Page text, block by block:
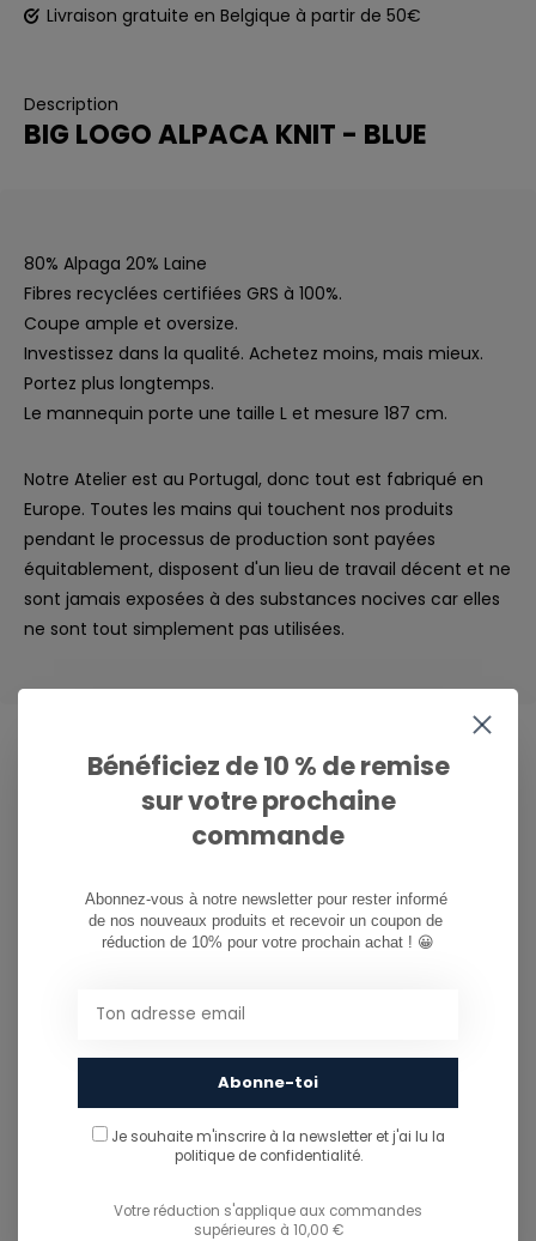
Livraison gratuite en Belgique à partir de 50€
Description
BIG LOGO ALPACA KNIT - BLUE
80% Alpaga 20% Laine
Fibres recyclées certifiées GRS à 100%.
Coupe ample et oversize.
Investissez dans la qualité. Achetez moins, mais mieux.
Portez plus longtemps.
Le mannequin porte une taille L et mesure 187 cm.
Notre Atelier est au Portugal, donc tout est fabriqué en
Europe. Toutes les mains qui touchent nos produits
pendant le processus de production sont payées
équitablement, disposent d'un lieu de travail décent et ne
sont jamais exposées à des substances nocives car elles
ne sont tout simplement pas utilisées.
CAN WE HELP?
Service à la clientèle: heures d'ouverture
081/260.730
PARTAGER CE PRODUIT
You might also like...
TU POURRAIS AUSSI AIMER...
Bénéficiez de 10 % de remise
sur votre prochaine
commande
Abonnez-vous à notre newsletter pour rester informé
de nos nouveaux produits et recevoir un coupon de
réduction de 10% pour votre prochain achat ! 😀
Abonne-toi
Je souhaite m'inscrire à la newsletter et j'ai lu la
politique de confidentialité.
Votre réduction s'applique aux commandes
supérieures à 10,00 €